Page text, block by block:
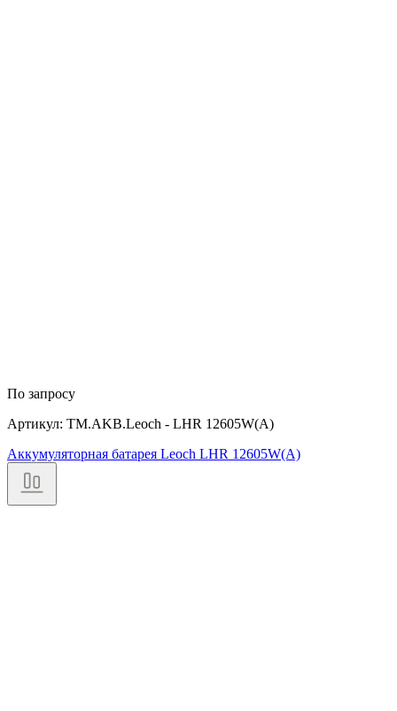
По запросу
Артикул: TM.AKB.Leoch - LHR 12605W(A)
Аккумуляторная батарея Leoch LHR 12605W(A)